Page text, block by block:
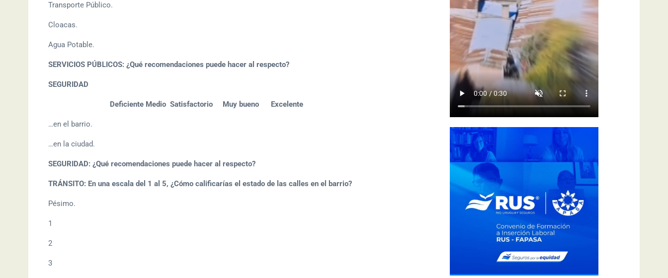
Transporte Público.
Cloacas.
Agua Potable.
SERVICIOS PÚBLICOS: ¿Qué recomendaciones puede hacer al respecto?
SEGURIDAD
Deficiente Medio Satisfactorio Muy bueno Excelente
…en el barrio.
…en la ciudad.
SEGURIDAD: ¿Qué recomendaciones puede hacer al respecto?
TRÁNSITO: En una escala del 1 al 5, ¿Cómo calificarías el estado de las calles en el barrio?
Pésimo.
1
2
3